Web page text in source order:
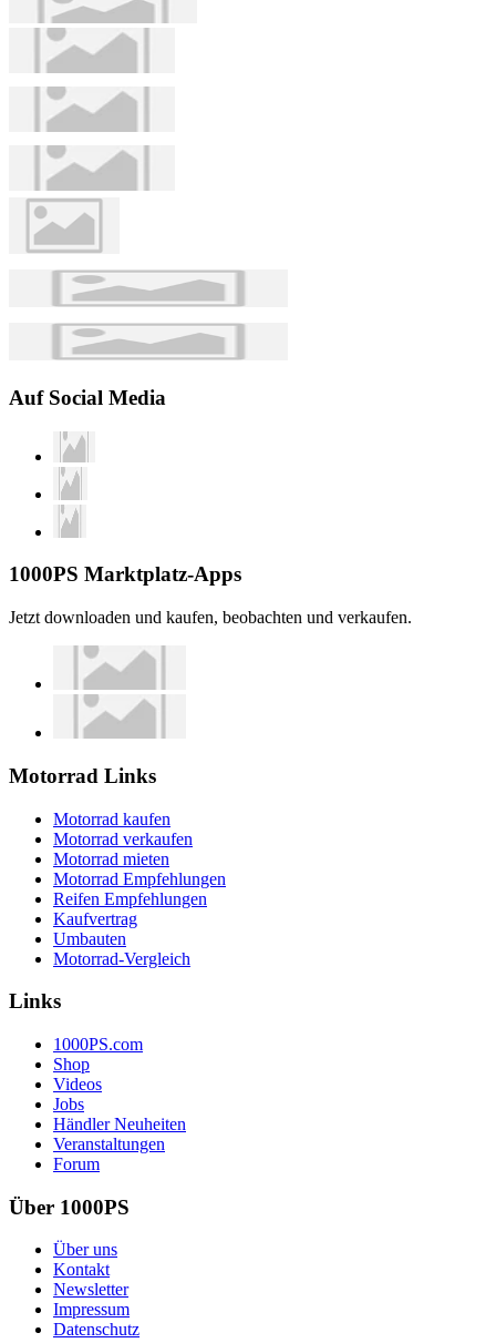
Auf Social Media
1000PS Marktplatz-Apps
Jetzt downloaden und kaufen, beobachten und verkaufen.
Motorrad Links
Motorrad kaufen
Motorrad verkaufen
Motorrad mieten
Motorrad Empfehlungen
Reifen Empfehlungen
Kaufvertrag
Umbauten
Motorrad-Vergleich
Links
1000PS.com
Shop
Videos
Jobs
Händler Neuheiten
Veranstaltungen
Forum
Über 1000PS
Über uns
Kontakt
Newsletter
Impressum
Datenschutz